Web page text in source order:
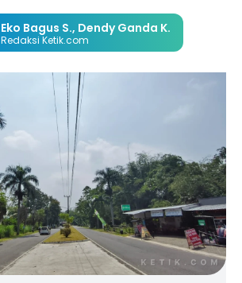
Eko Bagus S., Dendy Ganda K.
Redaksi Ketik.com